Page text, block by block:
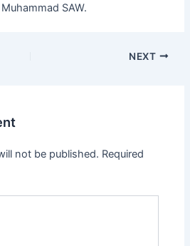
SAW.
NEXT
not be published. Required